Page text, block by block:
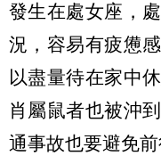
發生在處女座，
況，容易有疲憊
以盡量待在家中
肖屬鼠者也被沖
通事故也要避免前